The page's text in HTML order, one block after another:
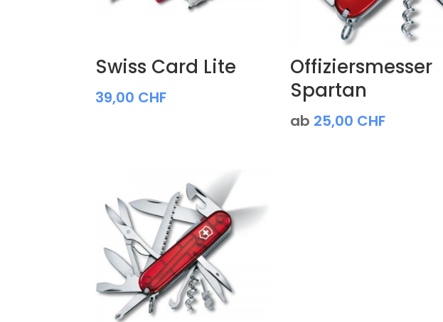
Swiss Card Lite
39,00 CHF
Offiziersmesser
Spartan
ab 25,00 CHF